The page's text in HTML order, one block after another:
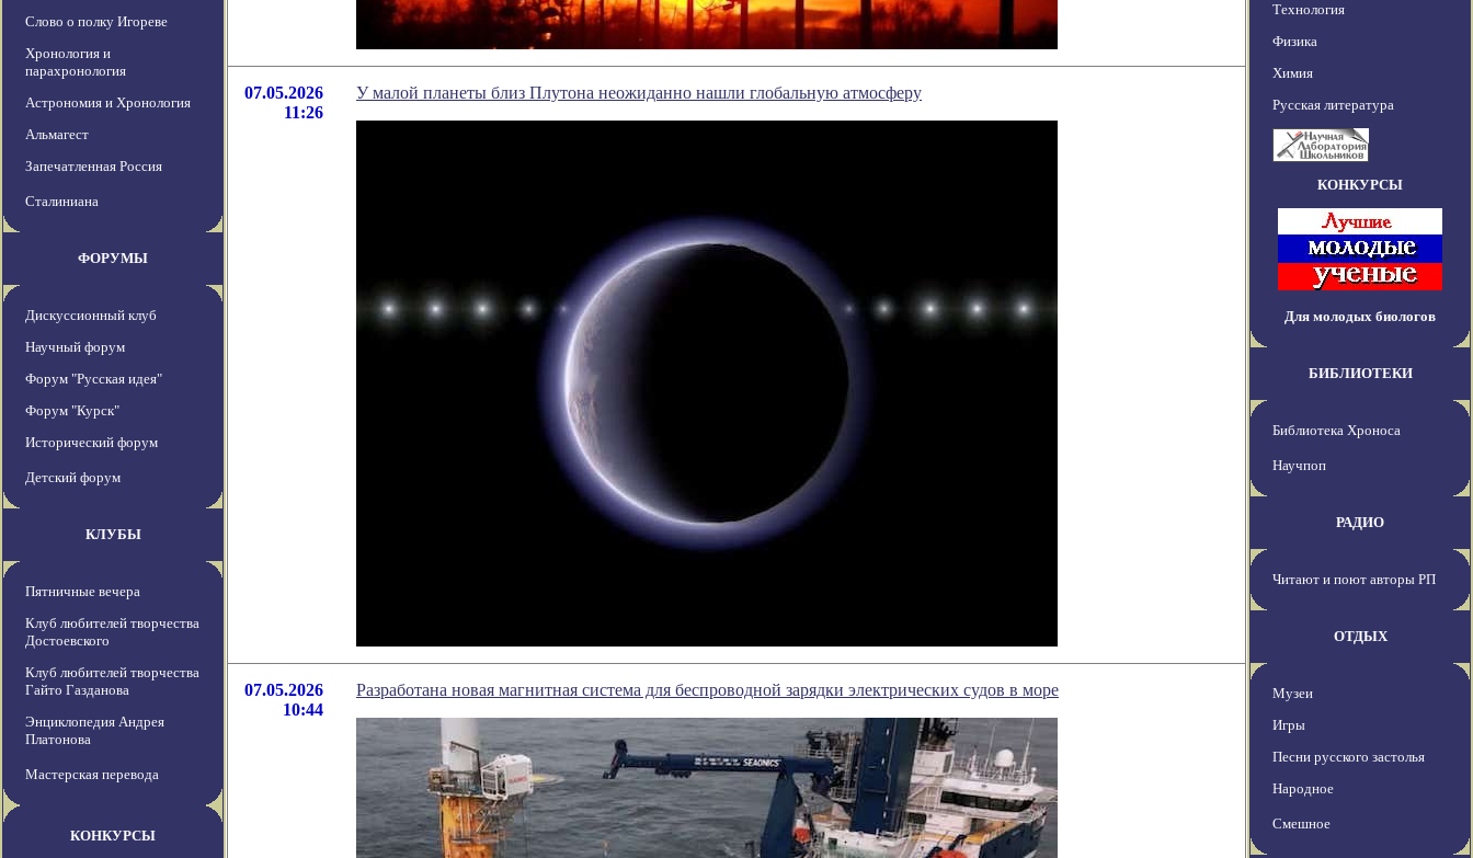
Слово о полку Игореве
Хронология и
парахронология
Астрономия и Хронология
Альмагест
Запечатленная Россия
Сталиниана
ФОРУМЫ
Дискуссионный клуб
Научный форум
Форум "Русская идея"
Форум "Курск"
Исторический форум
Детский форум
КЛУБЫ
Пятничные вечера
Клуб любителей творчества
Достоевского
Клуб любителей творчества
Гайто Газданова
Энциклопедия Андрея
Платонова
Мастерская перевода
КОНКУРСЫ
07.05.2026
11:26
У малой планеты близ Плутона неожиданно нашли глобальную атмосферу
07.05.2026
10:44
Разработана новая магнитная система для беспроводной зарядки электрических судов в море
Технология
Физика
Химия
Русская литература
КОНКУРСЫ
Для молодых биологов
БИБЛИОТЕКИ
Библиотека Хроноса
Научпоп
РАДИО
Читают и поют авторы РП
ОТДЫХ
Музеи
Игры
Песни русского застолья
Народное
Смешное